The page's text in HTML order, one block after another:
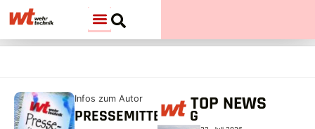
Infos zum Autor
PRESSEMITTEILUNG
TOP NEWS